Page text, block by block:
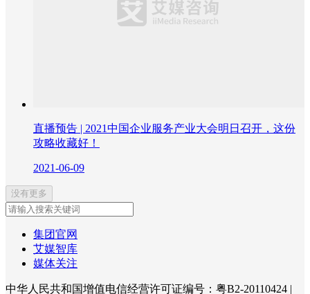
直播预告 | 2021中国企业服务产业大会明日召开，这份
攻略收藏好！
2021-06-09
没有更多
集团官网
艾媒智库
媒体关注
中华人民共和国增值电信经营许可证编号：粤B2-20110424 |